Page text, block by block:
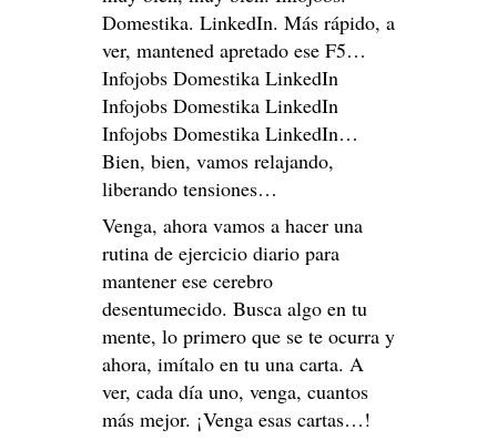
Domestika. LinkedIn. Más rápido, a
ver, mantened apretado ese F5…
Infojobs Domestika LinkedIn
Infojobs Domestika LinkedIn
Infojobs Domestika LinkedIn…
Bien, bien, vamos relajando,
liberando tensiones…
Venga, ahora vamos a hacer una
rutina de ejercicio diario para
mantener ese cerebro
desentumecido. Busca algo en tu
mente, lo primero que se te ocurra y
ahora, imítalo en tu una carta. A
ver, cada día uno, venga, cuantos
más mejor. ¡Venga esas cartas…!